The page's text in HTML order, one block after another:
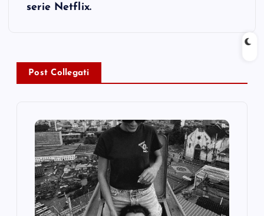
v
serie Netflix.
Post Collegati